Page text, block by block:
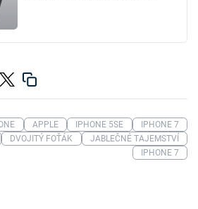
APPLE IPHONE 5SE
IPHONE 7
DVOJITÝ FOŤÁK
JABLEČNÉ TAJEMSTVÍ
IPHONE 7